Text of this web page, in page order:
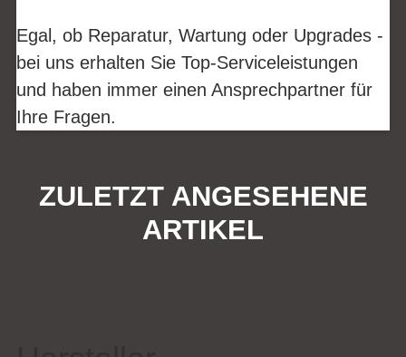
Egal, ob Reparatur, Wartung oder Upgrades -
bei uns erhalten Sie Top-Serviceleistungen
und haben immer einen Ansprechpartner für
Ihre Fragen.
ZULETZT ANGESEHENE
ARTIKEL